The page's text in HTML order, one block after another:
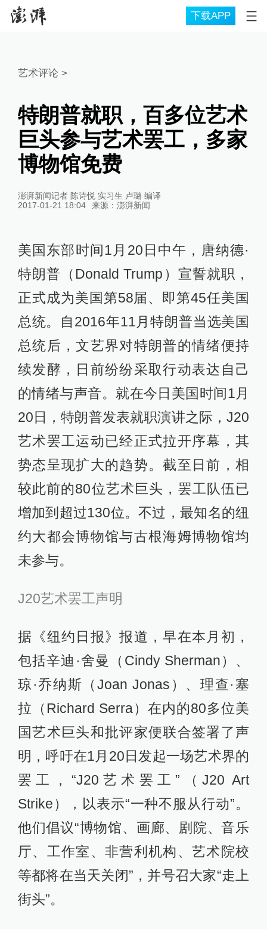
下载APP
艺术评论 >
特朗普就职，百多位艺术
巨头参与艺术罢工，多家
博物馆免费
澎湃新闻记者 陈诗悦 实习生 卢璐 编译
2017-01-21 18:04
来源： 澎湃新闻
美国东部时间1月20日中午，唐纳德·
特朗普（Donald Trump）宣誓就职，
正式成为美国第58届、即第45任美国
总统。自2016年11月特朗普当选美国
总统后，文艺界对特朗普的情绪便持
续发酵，日前纷纷采取行动表达自己
的情绪与声音。就在今日美国时间1月
20日，特朗普发表就职演讲之际，J20
艺术罢工运动已经正式拉开序幕，其
势态呈现扩大的趋势。截至日前，相
较此前的80位艺术巨头，罢工队伍已
增加到超过130位。不过，最知名的纽
约大都会博物馆与古根海姆博物馆均
未参与。
J20艺术罢工声明
据《纽约日报》报道，早在本月初，
包括辛迪·舍曼（Cindy Sherman）、
琼·乔纳斯（Joan Jonas）、理查·塞
拉（Richard Serra）在内的80多位美
国艺术巨头和批评家便联合签署了声
明，呼吁在1月20日发起一场艺术界的
罢工，“J20艺术罢工”（J20 Art
Strike），以表示“一种不服从行动”。
他们倡议“博物馆、画廊、剧院、音乐
厅、工作室、非营利机构、艺术院校
等都将在当天关闭”，并号召大家“走上
街头”。